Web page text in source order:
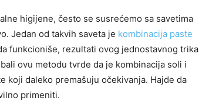
higijene, često se susrećemo sa savetima
Jedan od takvih saveta je kombinacija paste
funkcioniše, rezultati ovog jednostavnog trika
ovu metodu tvrde da je kombinacija soli i
koji daleko premašuju očekivanja. Hajde da
primeniti.